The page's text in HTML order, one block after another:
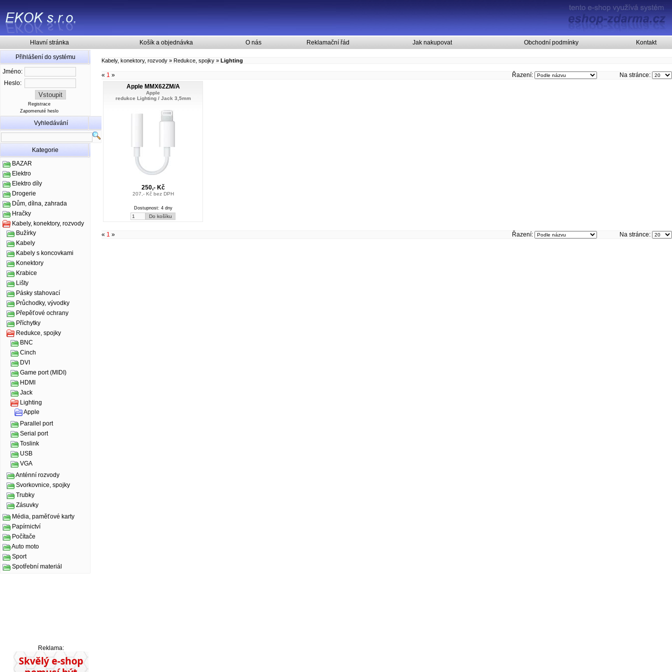
Hlavní stránka Košík a objednávka O nás Reklamační řád Jak nakupovat Obchodní podmínky Kontakt
Přihlášení do systému
Jméno:
Heslo:
Registrace
Zapomenuté heslo
Vyhledávání
Kategorie
BAZAR
Elektro
Elektro díly
Drogerie
Dům, dílna, zahrada
Hračky
Kabely, konektory, rozvody
Bužírky
Kabely
Kabely s koncovkami
Konektory
Krabice
Lišty
Pásky stahovací
Průchodky, vývodky
Přepěťové ochrany
Příchytky
Redukce, spojky
BNC
Cinch
DVI
Game port (MIDI)
HDMI
Jack
Lighting
Apple
Parallel port
Serial port
Toslink
USB
VGA
Anténní rozvody
Svorkovnice, spojky
Trubky
Zásuvky
Média, paměťové karty
Papírnictví
Počítače
Auto moto
Sport
Spotřební materiál
Reklama:
Kabely, konektory, rozvody » Redukce, spojky » Lighting
« 1 » Řazení:
Na stránce:
Apple MMX62ZM/A
Apple
redukce Lighting / Jack 3,5mm
250,- Kč
207,- Kč bez DPH
Dostupnost: 4 dny
« 1 » Řazení: Na stránce: